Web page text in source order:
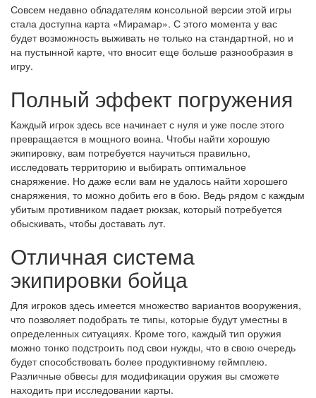
Совсем недавно обладателям консольной версии этой игры
стала доступна карта «Мирамар». С этого момента у вас
будет возможность выживать не только на стандартной, но и
на пустынной карте, что вносит еще больше разнообразия в
игру.
Полный эффект погружения
Каждый игрок здесь все начинает с нуля и уже после этого
превращается в мощного воина. Чтобы найти хорошую
экипировку, вам потребуется научиться правильно,
исследовать территорию и выбирать оптимальное
снаряжение. Но даже если вам не удалось найти хорошего
снаряжения, то можно добить его в бою. Ведь рядом с каждым
убитым противником падает рюкзак, который потребуется
обыскивать, чтобы доставать лут.
Отличная система
экипировки бойца
Для игроков здесь имеется множество вариантов вооружения,
что позволяет подобрать те типы, которые будут уместны в
определенных ситуациях. Кроме того, каждый тип оружия
можно тонко подстроить под свои нужды, что в свою очередь
будет способствовать более продуктивному геймплею.
Различные обвесы для модификации оружия вы сможете
находить при исследовании карты.